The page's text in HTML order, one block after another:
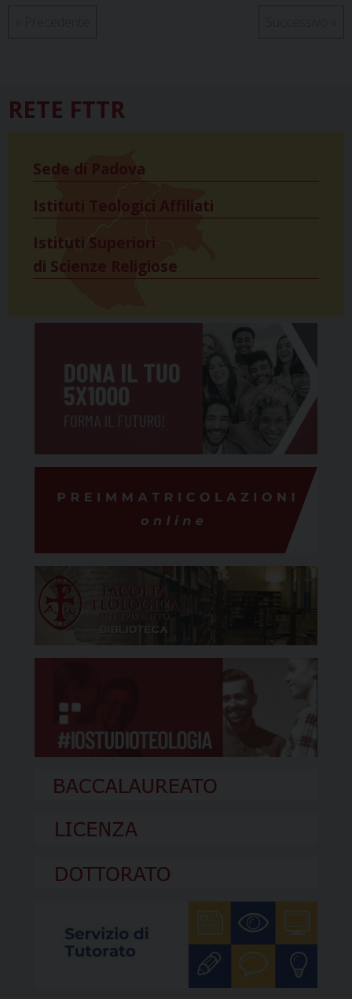
RETE FTTR
Sede di Padova
Istituti Teologici Affiliati
Istituti Superiori
di Scienze Religiose